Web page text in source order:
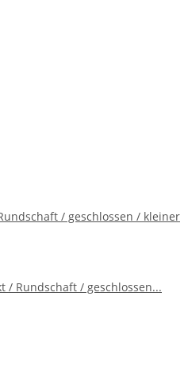
/ geschlossen / kleiner